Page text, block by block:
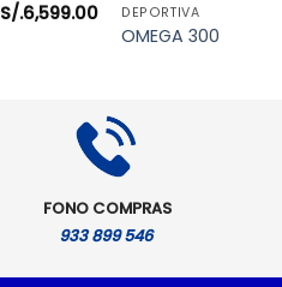
S/.6,599.00 DEPORTIVA
OMEGA 300
FONO COMPRAS
933 899 546